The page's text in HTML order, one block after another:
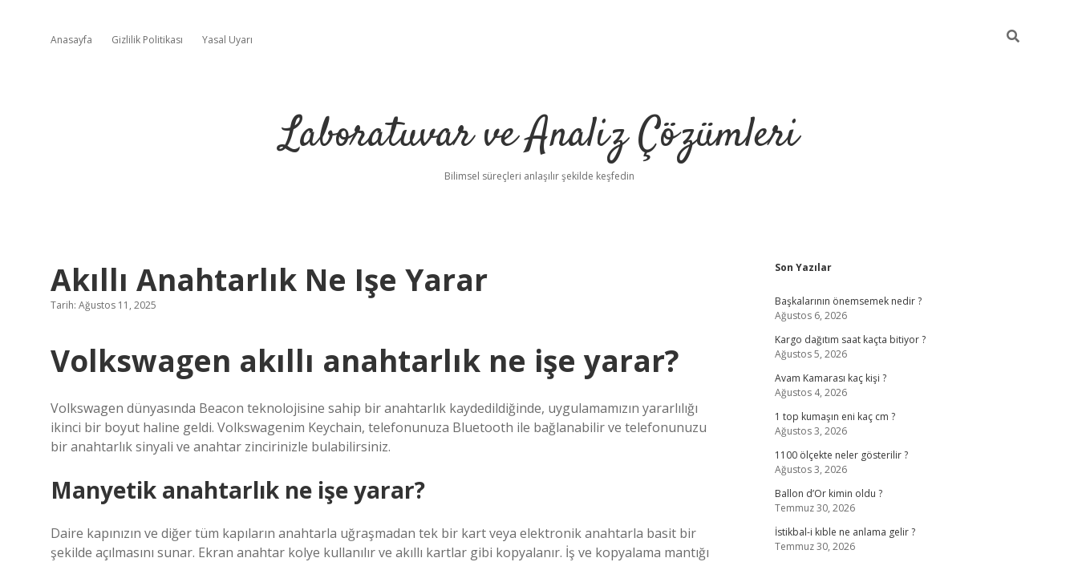
Anasayfa Gizlilik Politikası Yasal Uyarı
Laboratuvar ve Analiz Çözümleri
Bilimsel süreçleri anlaşılır şekilde keşfedin
Akıllı Anahtarlık Ne Işe Yarar
Tarih: Ağustos 11, 2025
Volkswagen akıllı anahtarlık ne işe yarar?
Volkswagen dünyasında Beacon teknolojisine sahip bir anahtarlık kaydedildiğinde, uygulamamızın yararlılığı
ikinci bir boyut haline geldi. Volkswagenim Keychain, telefonunuza Bluetooth ile bağlanabilir ve telefonunuzu
bir anahtarlık sinyali ve anahtar zincirinizle bulabilirsiniz.
Manyetik anahtarlık ne işe yarar?
Daire kapınızın ve diğer tüm kapıların anahtarla uğraşmadan tek bir kart veya elektronik anahtarla basit bir
şekilde açılmasını sunar. Ekran anahtar kolye kullanılır ve akıllı kartlar gibi kopyalanır. İş ve kopyalama mantığı
Sidebar
Son Yazılar
Başkalarının önemsemek nedir ?
Ağustos 6, 2026
Kargo dağıtım saat kaçta bitiyor ?
Ağustos 5, 2026
Avam Kamarası kaç kişi ?
Ağustos 4, 2026
1 top kumaşın eni kaç cm ?
Ağustos 3, 2026
1100 ölçekte neler gösterilir ?
Ağustos 3, 2026
Ballon d’Or kimin oldu ?
Temmuz 30, 2026
İstikbal-i kıble ne anlama gelir ?
Temmuz 30, 2026